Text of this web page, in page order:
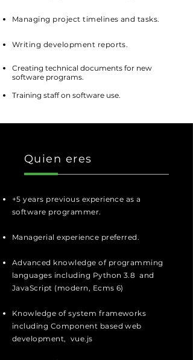
Managing project timelines and tasks.
Writing development reports.
Creating technical documents for new
software programs.
Training staff on software use.
Quien eres
+5 years previous experience as a
software programmer.
Managerial experience preferred.
Advanced knowledge of programming
languages including Python 3.8 and
JavaScript (modern, Ecms 6)
Knowledge of system frameworks
including Component based web
development, vue.js